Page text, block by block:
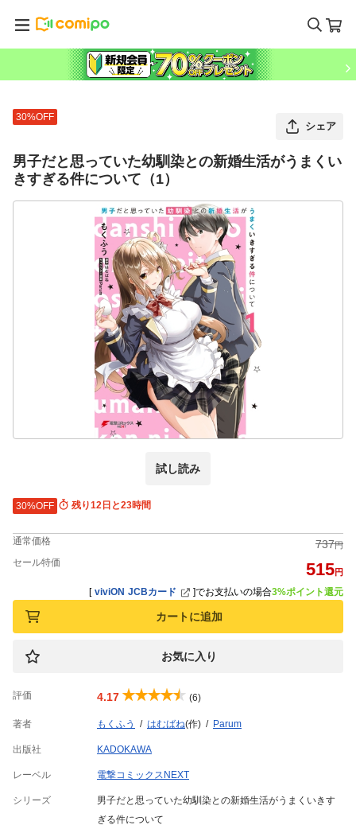
30%OFF
シェア
男子だと思っていた幼馴染との新婚生活がうまくい
きすぎる件について（1）
試し読み
30%OFF 残り12日と23時間
通常価格 737円
セール特価 515円
[ viviON JCBカード ]でお支払いの場合3%ポイント還元
カートに追加
お気に入り
評価 4.17 (6)
著者 もくふう はむばね(作) Parum
出版社 KADOKAWA
レーベル 電撃コミックスNEXT
シリーズ
男子だと思っていた幼馴染との新婚生活がうまくいきす
ぎる件について